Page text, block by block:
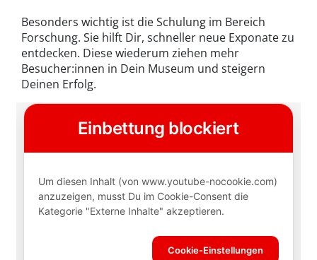
Besonders wichtig ist die Schulung im Bereich
Forschung. Sie hilft Dir, schneller neue Exponate zu
entdecken. Diese wiederum ziehen mehr
Besucher:innen in Dein Museum und steigern
Deinen Erfolg.